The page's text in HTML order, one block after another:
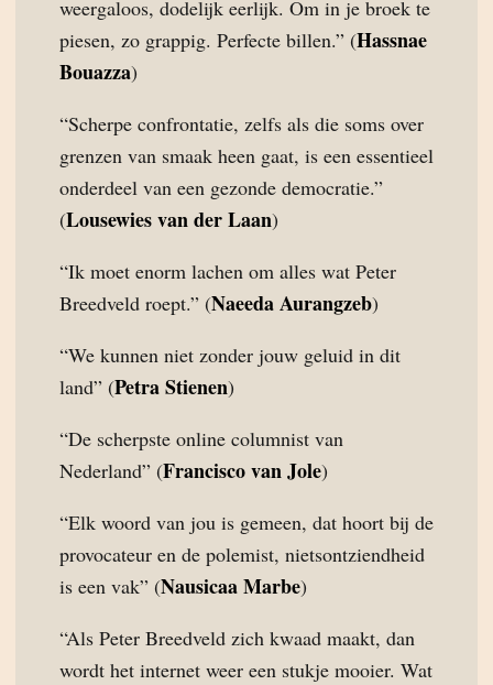
weergaloos, dodelijk eerlijk. Om in je broek te
piesen, zo grappig. Perfecte billen.” (Hassnae
Bouazza)
“Scherpe confrontatie, zelfs als die soms over
grenzen van smaak heen gaat, is een essentieel
onderdeel van een gezonde democratie.”
(Lousewies van der Laan)
“Ik moet enorm lachen om alles wat Peter
Breedveld roept.” (Naeeda Aurangzeb)
“We kunnen niet zonder jouw geluid in dit
land” (Petra Stienen)
“De scherpste online columnist van
Nederland” (Francisco van Jole)
“Elk woord van jou is gemeen, dat hoort bij de
provocateur en de polemist, nietsontziendheid
is een vak” (Nausicaa Marbe)
“Als Peter Breedveld zich kwaad maakt, dan
wordt het internet weer een stukje mooier. Wat